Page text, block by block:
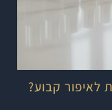
קבוע?